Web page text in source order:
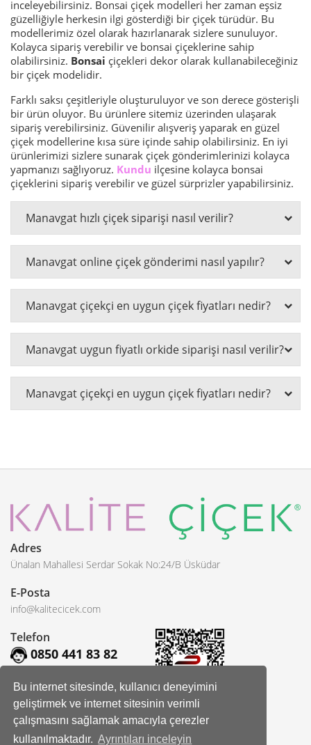
Bu internet sitesinde, kullanıcı deneyimini
geliştirmek ve internet sitesinin verimli
çalışmasını sağlamak amacıyla çerezler
kullanılmaktadır. Ayrıntıları inceleyin
inceleyebilirsiniz. Bonsai çiçek modelleri her zaman eşsiz
güzelliğiyle herkesin ilgi gösterdiği bir çiçek türüdür. Bu
modellerimiz özel olarak hazırlanarak sizlere sunuluyor.
Kolayca sipariş verebilir ve bonsai çiçeklerine sahip
olabilirsiniz. Bonsai çiçekleri dekor olarak kullanabileceğiniz
bir çiçek modelidir.
Farklı saksı çeşitleriyle oluşturuluyor ve son derece gösterişli
bir ürün oluyor. Bu ürünlere sitemiz üzerinden ulaşarak
sipariş verebilirsiniz. Güvenilir alışveriş yaparak en güzel
çiçek modellerine kısa süre içinde sahip olabilirsiniz. En iyi
ürünlerimizi sizlere sunarak çiçek gönderimlerinizi kolayca
yapmanızı sağlıyoruz. Kundu ilçesine kolayca bonsai
çiçeklerini sipariş verebilir ve güzel sürprizler yapabilirsiniz.
Manavgat hızlı çiçek siparişi nasıl verilir?
Manavgat online çiçek gönderimi nasıl yapılır?
Manavgat çiçekçi en uygun çiçek fiyatları nedir?
Manavgat uygun fiyatlı orkide siparişi nasıl verilir?
Manavgat çiçekçi en uygun çiçek fiyatları nedir?
Adres
Ünalan Mahallesi Serdar Sokak No:24/B Üsküdar
E-Posta
info@kalitecicek.com
Telefon
0850 441 83 82
Sosyal Hesaplarımız